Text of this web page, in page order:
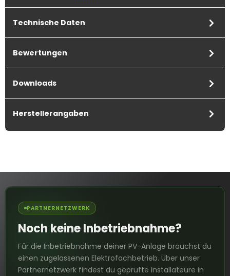
Technische Daten
Bewertungen
Downloads
Herstellerangaben
PARTNERNETZWERK
Noch keine Inbetriebnahme?
Für die Inbetriebnahme deiner PV-Anlage brauchst du
einen zugelassenen Elektrofachbetrieb. Über unser
Partnernetzwerk findest du geprüfte Installateure in